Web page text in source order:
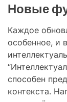
Новые
Каждое
особенное, и
способен
контекста.